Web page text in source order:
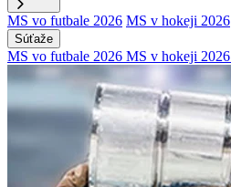
MS vo futbale 2026 MS v hokeji 2026
Súťaže
MS vo futbale 2026 MS v hokeji 2026